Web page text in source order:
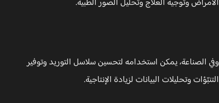
وتوجيه العلاج وتحليل الصور الطبية.
الصناعة، يمكن استخدامه لتحسين سلاسل التوريد وتوفير
وتحليلات البيانات لزيادة الإنتاجية.